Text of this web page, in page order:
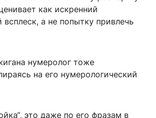
как искренний
а не попытку привлечь
нумеролог тоже
на его нумерологический
это даже по его фразам в